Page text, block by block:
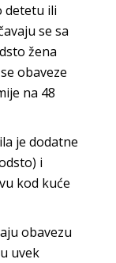
detetu ili
se sa
žena
obaveze
na 48
je dodatne
i
kod kuće
obavezu
uvek